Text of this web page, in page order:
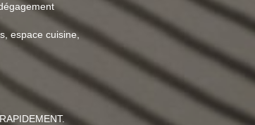
espace cuisine,